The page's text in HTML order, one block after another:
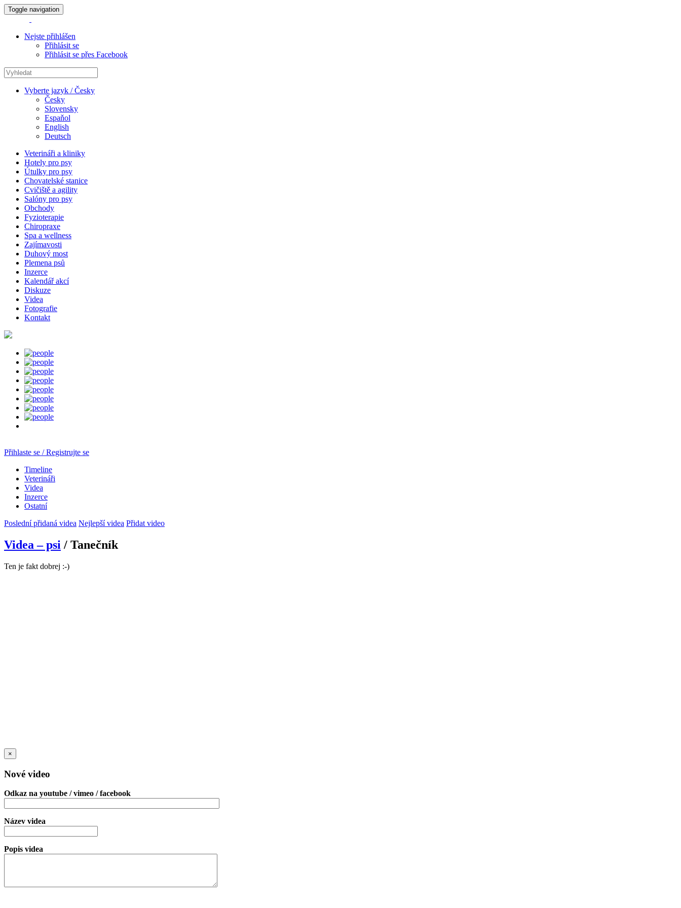
Toggle navigation
Nejste přihlášen
Přihlásit se
Přihlásit se přes Facebook
Vyberte jazyk / Česky
Česky
Slovensky
Espaňol
English
Deutsch
Veterináři a kliniky
Hotely pro psy
Útulky pro psy
Chovatelské stanice
Cvičiště a agility
Salóny pro psy
Obchody
Fyzioterapie
Chiropraxe
Spa a wellness
Zajímavosti
Duhový most
Plemena psů
Inzerce
Kalendář akcí
Diskuze
Videa
Fotografie
Kontakt
Přihlaste se / Registrujte se
Timeline
Veterináři
Videa
Inzerce
Ostatní
Poslední přidaná videa Nejlepší videa Přidat video
Videa – psi / Tanečník
Ten je fakt dobrej :-)
×
Nové video
Odkaz na youtube / vimeo / facebook
Název videa
Popis videa